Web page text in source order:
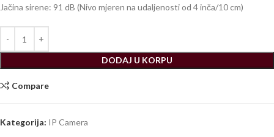
Jačina sirene: 91 dB (Nivo mjeren na udaljenosti od 4 inča/10 cm)
DODAJ U KORPU
Compare
Kategorija: IP Camera